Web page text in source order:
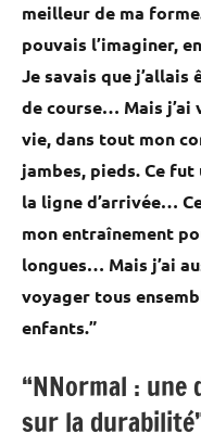
meilleur de ma
pouvais l’imaginer,
Je savais que
de course… Mais j’ai
vie, dans tout mon
jambes, pieds. Ce
la ligne d’arrivée…
mon entraînement
longues… Mais j’ai
voyager tous
enfants.”
“NNormal : une
sur la